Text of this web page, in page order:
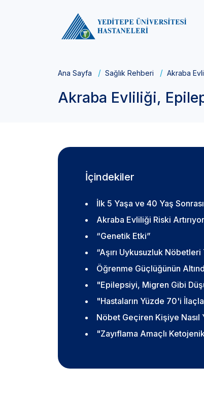
Ana Sayfa Sağlık Rehberi Akraba
Akraba Evliliği,
İçindekiler
İlk 5 Yaşa ve 40 Yaş
Akraba Evliliği Riski Artırıyor
“Genetik Etki”
“Aşırı Uykusuzluk
Öğrenme Güçlüğünün
"Epilepsiyi, Migren Gibi
"Hastaların Yüzde 70'i
Nöbet Geçiren Kişiye Nasıl
"Zayıflama Amaçlı